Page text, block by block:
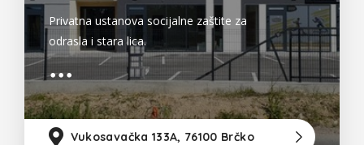
Privatna ustanova socijalne zaštite za
odrasla i stara lica.
Vukosavačka 133A, 76100 Brčko